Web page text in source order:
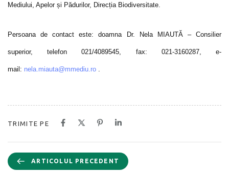
Mediului, Apelor și Pădurilor, Direcția Biodiversitate.
Persoana de contact este: doamna Dr. Nela MIAUTĂ – Consilier
superior, telefon 021/4089545, fax: 021-3160287, e-
mail: nela.miauta@mmediu.ro
TRIMITE PE
ARTICOLUL PRECEDENT